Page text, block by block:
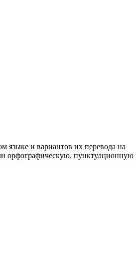
языке и вариантов их перевода на
орфографическую, пунктуационную